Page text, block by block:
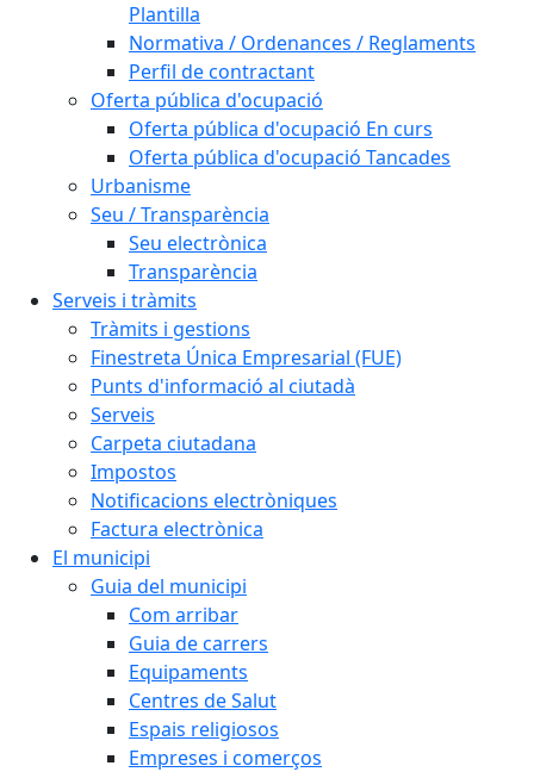
Plantilla
Normativa / Ordenances / Reglaments
Perfil de contractant
Oferta pública d'ocupació
Oferta pública d'ocupació En curs
Oferta pública d'ocupació Tancades
Urbanisme
Seu / Transparència
Seu electrònica
Transparència
Serveis i tràmits
Tràmits i gestions
Finestreta Única Empresarial (FUE)
Punts d'informació al ciutadà
Serveis
Carpeta ciutadana
Impostos
Notificacions electròniques
Factura electrònica
El municipi
Guia del municipi
Com arribar
Guia de carrers
Equipaments
Centres de Salut
Espais religiosos
Empreses i comerços